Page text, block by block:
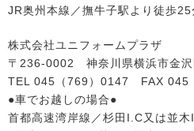
JR奥州本線／撫牛子駅より徒歩25
株式会社ユニフォームプラザ
〒236-0002 神奈川県横浜市金
TEL 045（769）0147 FAX 045
●車でお越しの場合●
首都高速湾岸線／杉田I.C又は並